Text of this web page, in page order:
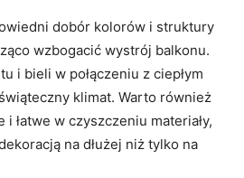
dobór kolorów i struktury
wzbogacić wystrój balkonu.
i bieli w połączeniu z ciepłym
klimat. Warto również
i łatwe w czyszczeniu materiały,
na dłużej niż tylko na